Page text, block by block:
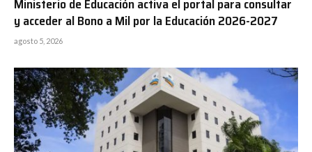
Ministerio de Educación activa el portal para consultar
y acceder al Bono a Mil por la Educación 2026-2027
agosto 5, 2026